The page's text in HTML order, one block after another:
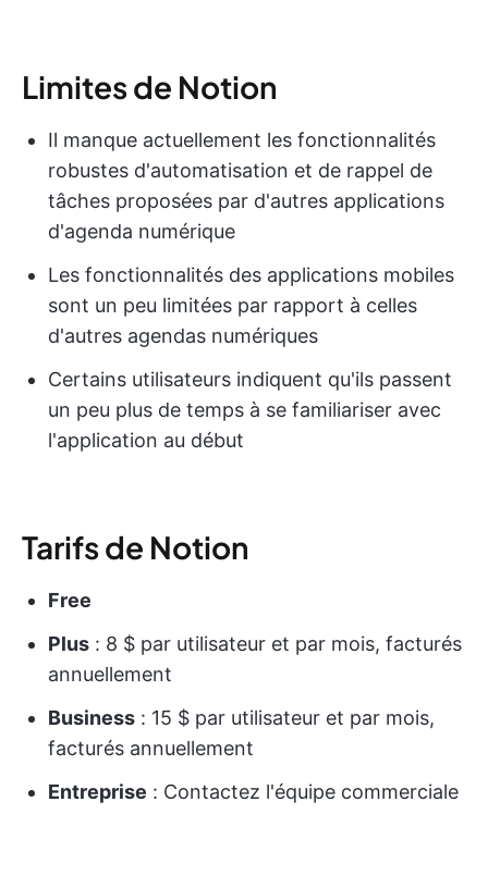
Limites de Notion
Il manque actuellement les fonctionnalités
robustes d'automatisation et de rappel de
tâches proposées par d'autres applications
d'agenda numérique
Les fonctionnalités des applications mobiles
sont un peu limitées par rapport à celles
d'autres agendas numériques
Certains utilisateurs indiquent qu'ils passent
un peu plus de temps à se familiariser avec
l'application au début
Tarifs de Notion
Free
Plus : 8 $ par utilisateur et par mois, facturés
annuellement
Business : 15 $ par utilisateur et par mois,
facturés annuellement
Entreprise : Contactez l'équipe commerciale